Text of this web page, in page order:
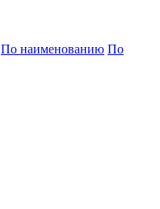
По наименованию По